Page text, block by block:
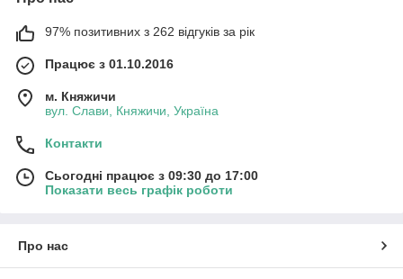
97% позитивних з 262 відгуків за рік
Працює з 01.10.2016
м. Княжичи
вул. Слави, Княжичи, Україна
Контакти
Сьогодні працює з 09:30 до 17:00
Показати весь графік роботи
Про нас